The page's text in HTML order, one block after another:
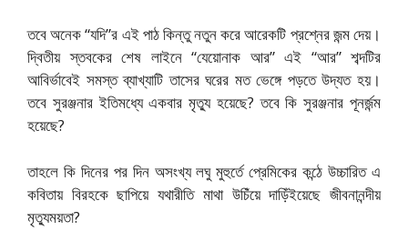
তবে অনেক “যদি”র এই পাঠ কিন্তু নতুন করে আরেকটি প্রশ্নের জন্ম দেয়।
দ্বিতীয় স্তবকের শেষ লাইনে “যেয়োনাক আর” এই “আর” শব্দটির
আবির্ভাবেই সমস্ত ব্যাখ্যাটি তাসের ঘরের মত ভেঙ্গে পড়তে উদ্যত হয়।
তবে সুরঞ্জনার ইতিমধ্যে একবার মৃত্যু হয়েছে? তবে কি সুরঞ্জনার পূনর্জন্ম
হয়েছে?
তাহলে কি দিনের পর দিন অসংখ্য লঘু মুহুর্তে প্রেমিকের কন্ঠে উচ্চারিত এ
কবিতায় বিরহকে ছাপিয়ে যথারীতি মাথা উচিঁয়ে দাড়িঁইয়েছে জীবনানন্দীয়
মৃত্যুময়তা?